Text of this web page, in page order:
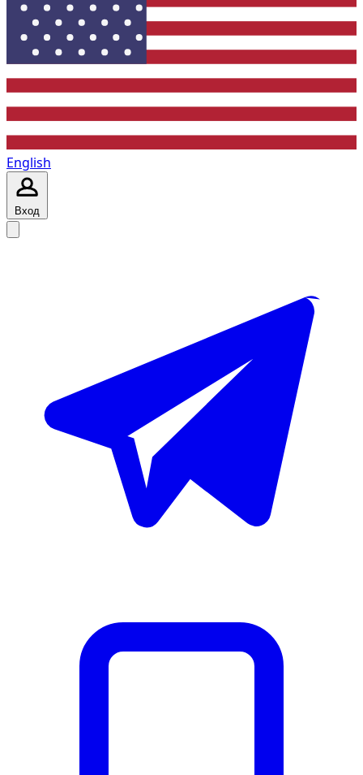
English
Вход